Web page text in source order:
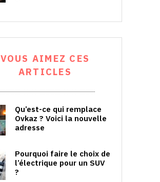
VOUS AIMEZ CES
ARTICLES
Qu’est-ce qui remplace
Ovkaz ? Voici la nouvelle
adresse
Pourquoi faire le choix de
l’électrique pour un SUV
?